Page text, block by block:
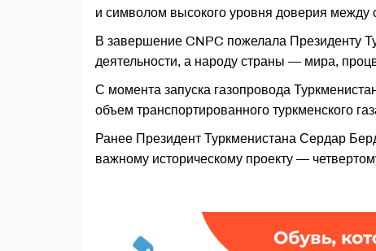
и символом высокого уровня доверия между
В завершение CNPC пожелала Президенту
деятельности, а народу страны — мира,
С момента запуска газопровода
объем транспортированного туркменского
Ранее Президент Туркменистана Сердар
важному историческому проекту —